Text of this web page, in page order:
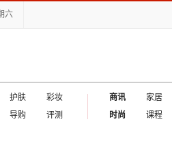
六
护肤
彩妆
导购 评测
商讯 家居
时尚
课程